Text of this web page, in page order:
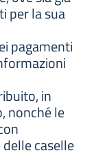
per la sua
pagamenti
in
nonché le
caselle